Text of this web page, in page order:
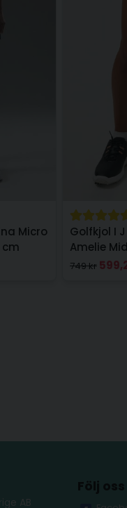
Micro
cm
Golfkjol I
Amelie
I Svart
749 kr
AB